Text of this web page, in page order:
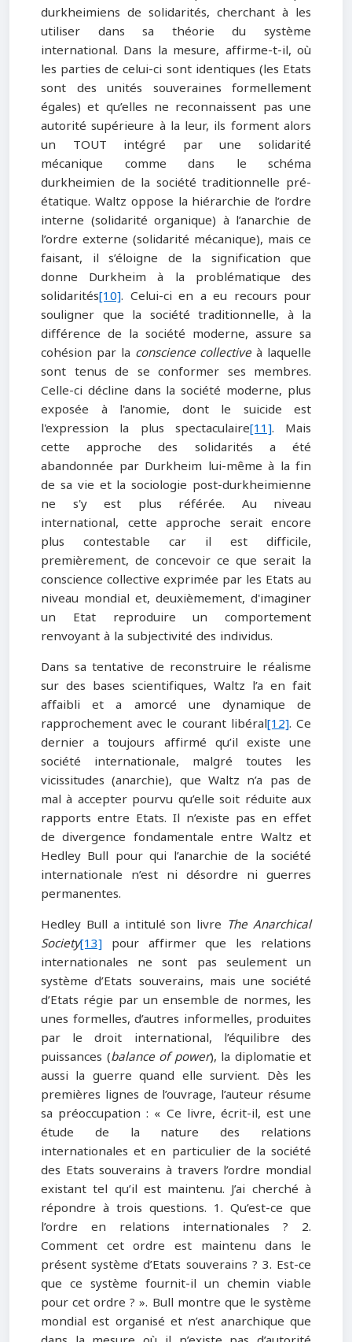
durkheimiens de solidarités, cherchant à les
utiliser dans sa théorie du système
international. Dans la mesure, affirme-t-il, où
les parties de celui-ci sont identiques (les Etats
sont des unités souveraines formellement
égales) et qu’elles ne reconnaissent pas une
autorité supérieure à la leur, ils forment alors
un TOUT intégré par une solidarité
mécanique comme dans le schéma
durkheimien de la société traditionnelle pré-
étatique. Waltz oppose la hiérarchie de l’ordre
interne (solidarité organique) à l’anarchie de
l’ordre externe (solidarité mécanique), mais ce
faisant, il s’éloigne de la signification que
donne Durkheim à la problématique des
solidarités[10]. Celui-ci en a eu recours pour
souligner que la société traditionnelle, à la
différence de la société moderne, assure sa
cohésion par la conscience collective à laquelle
sont tenus de se conformer ses membres.
Celle-ci décline dans la société moderne, plus
exposée à l'anomie, dont le suicide est
l'expression la plus spectaculaire[11]. Mais
cette approche des solidarités a été
abandonnée par Durkheim lui-même à la fin
de sa vie et la sociologie post-durkheimienne
ne s'y est plus référée. Au niveau
international, cette approche serait encore
plus contestable car il est difficile,
premièrement, de concevoir ce que serait la
conscience collective exprimée par les Etats au
niveau mondial et, deuxièmement, d'imaginer
un Etat reproduire un comportement
renvoyant à la subjectivité des individus.
Dans sa tentative de reconstruire le réalisme
sur des bases scientifiques, Waltz l’a en fait
affaibli et a amorcé une dynamique de
rapprochement avec le courant libéral[12]. Ce
dernier a toujours affirmé qu’il existe une
société internationale, malgré toutes les
vicissitudes (anarchie), que Waltz n’a pas de
mal à accepter pourvu qu’elle soit réduite aux
rapports entre Etats. Il n’existe pas en effet
de divergence fondamentale entre Waltz et
Hedley Bull pour qui l’anarchie de la société
internationale n’est ni désordre ni guerres
permanentes.
Hedley Bull a intitulé son livre The Anarchical
Society[13] pour affirmer que les relations
internationales ne sont pas seulement un
système d’Etats souverains, mais une société
d’Etats régie par un ensemble de normes, les
unes formelles, d’autres informelles, produites
par le droit international, l’équilibre des
puissances (balance of power), la diplomatie et
aussi la guerre quand elle survient. Dès les
premières lignes de l’ouvrage, l’auteur résume
sa préoccupation : « Ce livre, écrit-il, est une
étude de la nature des relations
internationales et en particulier de la société
des Etats souverains à travers l’ordre mondial
existant tel qu’il est maintenu. J’ai cherché à
répondre à trois questions. 1. Qu’est-ce que
l’ordre en relations internationales ? 2.
Comment cet ordre est maintenu dans le
présent système d’Etats souverains ? 3. Est-ce
que ce système fournit-il un chemin viable
pour cet ordre ? ». Bull montre que le système
mondial est organisé et n’est anarchique que